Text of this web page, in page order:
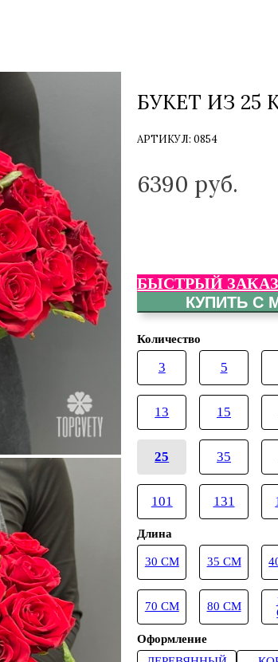
БУКЕТ ИЗ
АРТИКУЛ:0854
6390 руб.
БЫСТРЫЙ
КУПИТЬ С
Количество
3 5
13 15
25 35
101 131
Длина
30 СМ 35 СМ
70 СМ 80 СМ
Оформление